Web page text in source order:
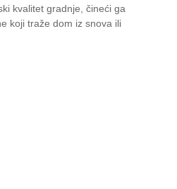
kvalitet gradnje, čineći ga
koji traže dom iz snova ili